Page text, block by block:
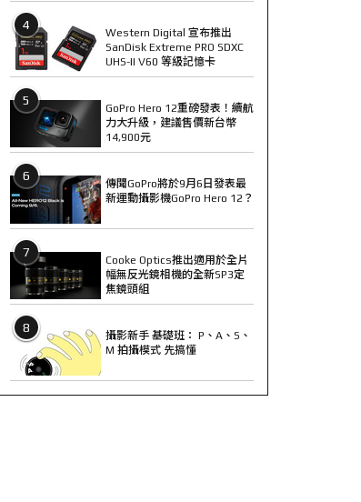
4
Western Digital 宣布推出
SanDisk Extreme PRO SDXC
UHS-II V60 等級記憶卡
5
GoPro Hero 12重磅發表！續航
力大升級，建議售價新台幣
14,900元
6
傳聞GoPro將於9月6日發表最
新運動攝影機GoPro Hero 12？
7
Cooke Optics推出適用於全片
幅無反光鏡相機的全新SP3定
焦鏡頭組
8
攝影新手 基礎班： P、A、S、
M 拍攝模式 先搞懂